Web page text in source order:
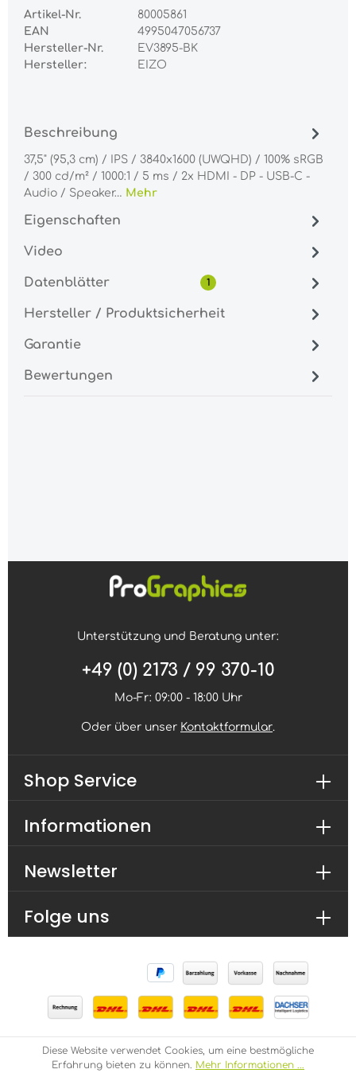
Artikel-Nr.
80005861
EAN
4995047056737
Hersteller-Nr.
EV3895-BK
Hersteller:
EIZO
Beschreibung
37,5" (95,3 cm) / IPS / 3840x1600 (UWQHD) / 100% sRGB
/ 300 cd/m² / 1000:1 / 5 ms / 2x HDMI - DP - USB-C -
Audio / Speaker… Mehr
Eigenschaften
Video
Datenblätter 1
Hersteller / Produktsicherheit
Garantie
Bewertungen
Newsletter
Folge uns
Unterstützung und Beratung unter:
+49 (0) 2173 / 99 370-10
Mo-Fr: 09:00 - 18:00 Uhr
Oder über unser Kontaktformular.
Shop Service
Informationen
* Alle Preise inkl. gesetzl. Mehrwertsteuer zzgl.
Versandkostenund ggf. Nachnahmegebühren, wenn
Diese Website verwendet Cookies, um eine bestmögliche
Erfahrung bieten zu können. Mehr Informationen ...